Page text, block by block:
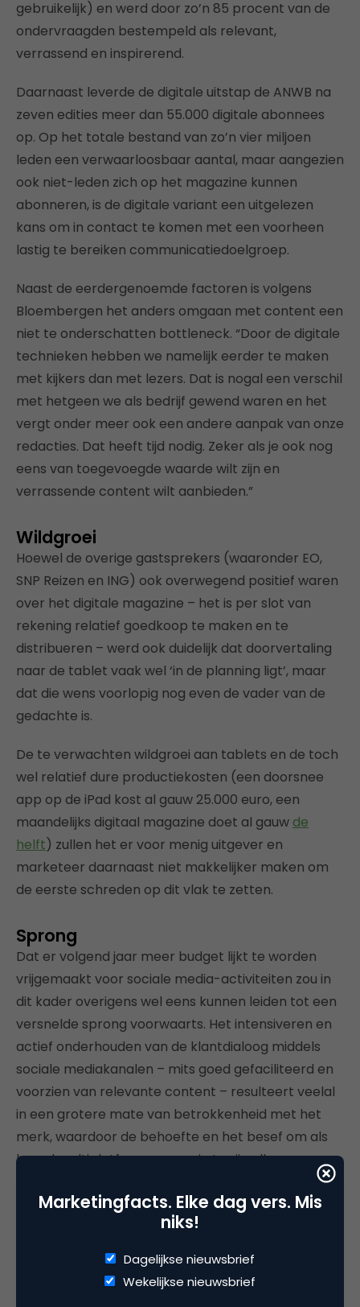
gebruikelijk) en werd door zo’n 85 procent van de
ondervraagden bestempeld als relevant,
verrassend en inspirerend.
Daarnaast leverde de digitale uitstap de ANWB na
zeven edities meer dan 55.000 digitale abonnees
op. Op het totale bestand van zo’n vier miljoen
leden een verwaarloosbaar aantal, maar aangezien
ook niet-leden zich op het magazine kunnen
abonneren, is de digitale variant een uitgelezen
kans om in contact te komen met een voorheen
lastig te bereiken communicatiedoelgroep.
Naast de eerdergenoemde factoren is volgens
Bloembergen het anders omgaan met content een
niet te onderschatten bottleneck. “Door de digitale
technieken hebben we namelijk eerder te maken
met kijkers dan met lezers. Dat is nogal een verschil
met hetgeen we als bedrijf gewend waren en het
vergt onder meer ook een andere aanpak van onze
redacties. Dat heeft tijd nodig. Zeker als je ook nog
eens van toegevoegde waarde wilt zijn en
verrassende content wilt aanbieden.”
Wildgroei
Hoewel de overige gastsprekers (waaronder EO,
SNP Reizen en ING) ook overwegend positief waren
over het digitale magazine – het is per slot van
rekening relatief goedkoop te maken en te
distribueren – werd ook duidelijk dat doorvertaling
naar de tablet vaak wel ‘in de planning ligt’, maar
dat die wens voorlopig nog even de vader van de
gedachte is.
De te verwachten wildgroei aan tablets en de toch
wel relatief dure productiekosten (een doorsnee
app op de iPad kost al gauw 25.000 euro, een
maandelijks digitaal magazine doet al gauw de
helft) zullen het er voor menig uitgever en
marketeer daarnaast niet makkelijker maken om
de eerste schreden op dit vlak te zetten.
Sprong
Dat er volgend jaar meer budget lijkt te worden
vrijgemaakt voor sociale media-activiteiten zou in
dit kader overigens wel eens kunnen leiden tot een
versnelde sprong voorwaarts. Het intensiveren en
actief onderhouden van de klantdialoog middels
sociale mediakanalen – mits goed gefaciliteerd en
voorzien van relevante content – resulteert veelal
in een grotere mate van betrokkenheid met het
merk, waardoor de behoefte en het besef om als
brand multiplatform aanwezig te zijn alleen maar
Deel dit artikel
Marketingfacts. Elke dag vers. Mis
niks!
Dagelijkse nieuwsbrief
Wekelijkse nieuwsbrief